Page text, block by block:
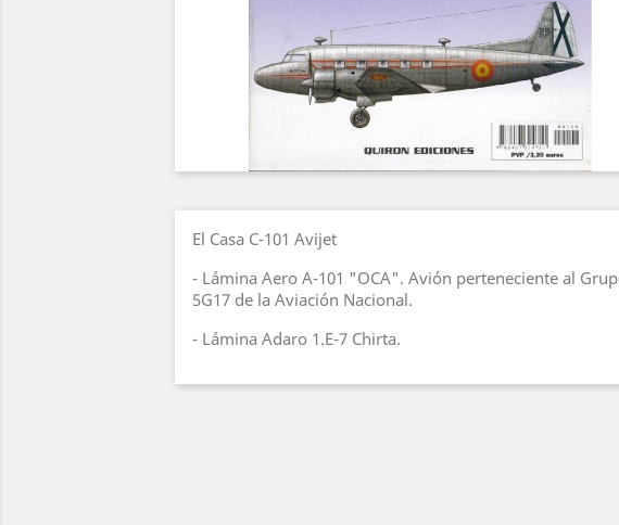
El Casa C-101 Avijet
- Lámina Aero A-101 "OCA". Avión perteneciente al
5G17 de la Aviación Nacional.
- Lámina Adaro 1.E-7 Chirta.